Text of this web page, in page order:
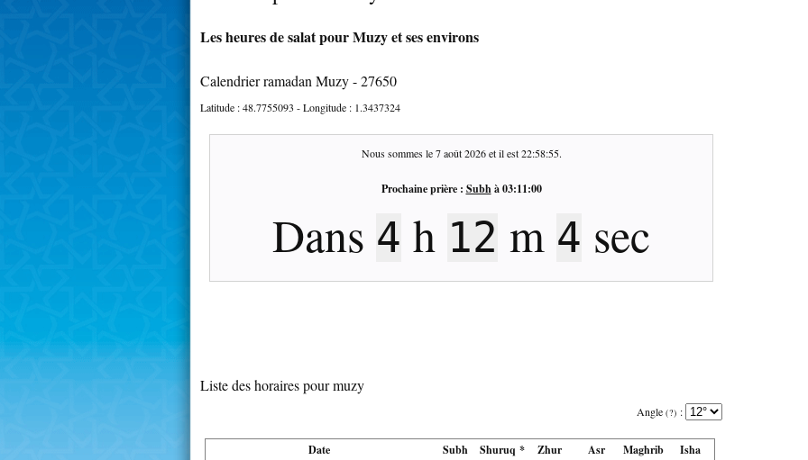
Les heures de salat pour Muzy et ses environs
Calendrier ramadan Muzy - 27650
Latitude :48.7755093 - Longitude : 1.3437324
Nous sommes le7 août 2026et il est22:58:56.
Prochaine prière : Subhà03:11:00
Dans 4 h 12 m 3 sec
Liste des horaires pour muzy
Angle (?) :
Date Subh Shuruq * Zhur Asr Maghrib Isha